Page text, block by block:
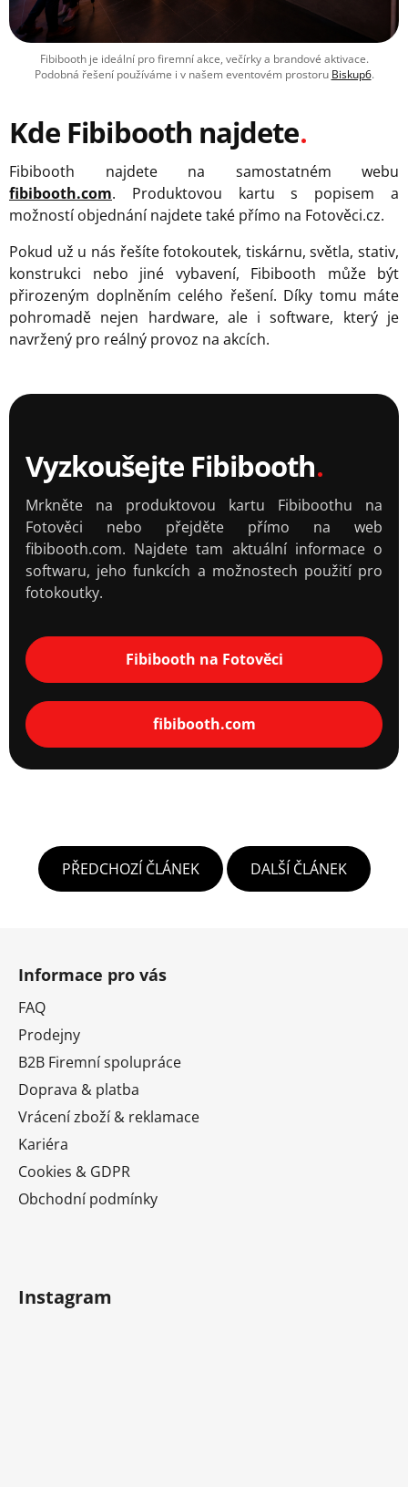
Fibibooth je ideální pro firemní akce, večírky a brandové aktivace.
Podobná řešení používáme i v našem eventovém prostoru Biskup6.
Kde Fibibooth najdete
Fibibooth najdete na samostatném webu
fibibooth.com. Produktovou kartu s popisem a
možností objednání najdete také přímo na Fotověci.cz.
Pokud už u nás řešíte fotokoutek, tiskárnu, světla, stativ,
konstrukci nebo jiné vybavení, Fibibooth může být
přirozeným doplněním celého řešení. Díky tomu máte
pohromadě nejen hardware, ale i software, který je
navržený pro reálný provoz na akcích.
Vyzkoušejte Fibibooth
Mrkněte na produktovou kartu Fibiboothu na
Fotověci nebo přejděte přímo na web
fibibooth.com. Najdete tam aktuální informace o
softwaru, jeho funkcích a možnostech použití pro
fotokoutky.
Fibibooth na Fotověci
fibibooth.com
PŘEDCHOZÍ ČLÁNEK DALŠÍ ČLÁNEK
Informace pro vás
FAQ
Prodejny
B2B Firemní spolupráce
Doprava & platba
Vrácení zboží & reklamace
Kariéra
Cookies & GDPR
Obchodní podmínky
Instagram